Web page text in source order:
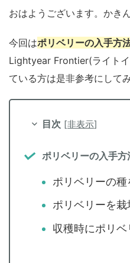
おはようございます。かきん
今回はポリベリーの入手方
Lightyear Frontier(ライト
ている方は是非参考にして
目次 [非表示]
ポリベリーの入手方
ポリベリーの種
ポリベリーを栽
収穫時にポリ